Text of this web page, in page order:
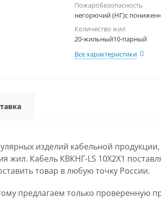
Пожаробезопасность
негорючий (НГ)с
Количество жил
20-жильный10-парный
Все характеристики
изделий кабельной
жил. Кабель КВКНГ-LS 10Х2Х1
товар в любую точку России.
предлагаем только проверенную